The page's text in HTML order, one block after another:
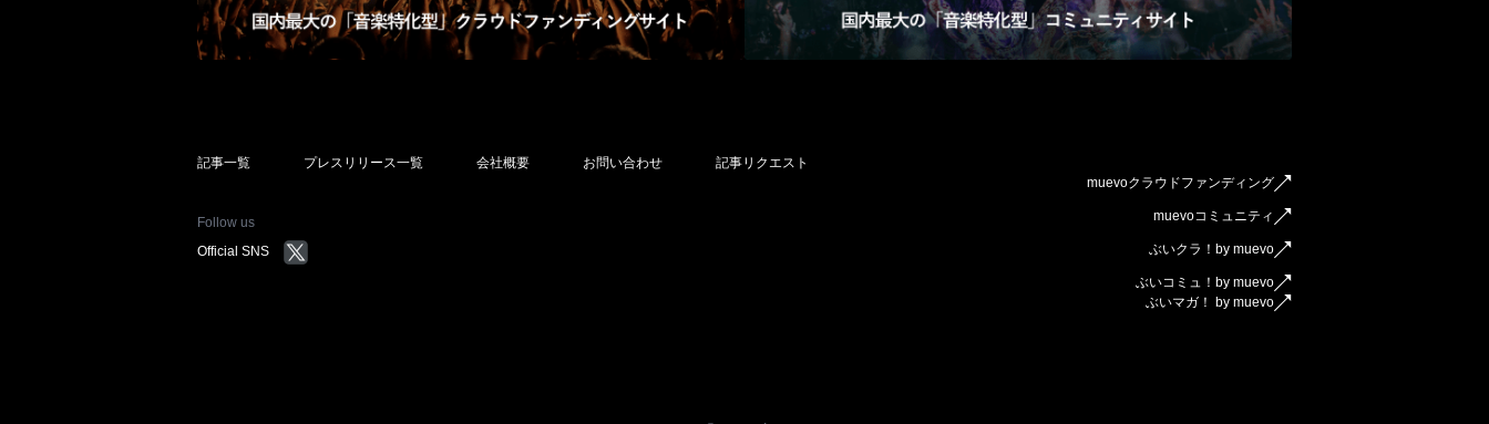
記事一覧 プレスリリース一覧 会社概要 お問い合わせ
記事リクエスト
muevoクラウドファンディング
muevoコミュニティ
ぶいクラ！by muevo
ぶいコミュ！by muevo
ぶいマガ！ by muevo
Follow us
Official SNS